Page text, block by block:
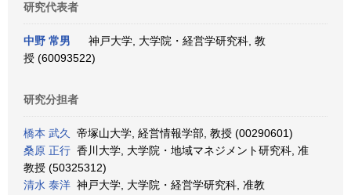
研究代表者
中野 常男
神戸大学, 大学院・経営学研究科, 教
授 (60093522)
研究分担者
橋本 武久
帝塚山大学, 経営情報学部, 教授 (00290601)
桑原 正行 香川大学, 大学院・地域マネジメント研究科, 准
教授 (50325312)
清水 泰洋 神戸大学, 大学院・経営学研究科, 准教